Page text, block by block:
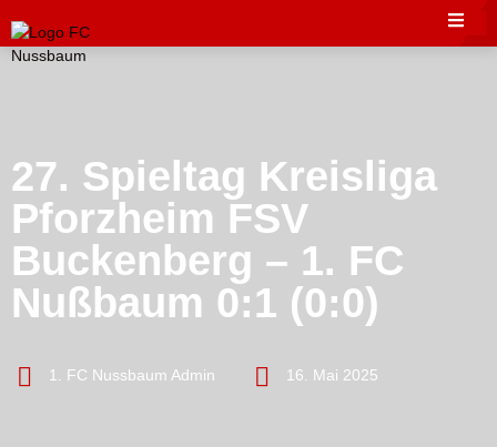
27. Spieltag Kreisliga
Pforzheim FSV
Buckenberg – 1. FC
Nußbaum 0:1 (0:0)
1. FC Nussbaum Admin 16. Mai 2025